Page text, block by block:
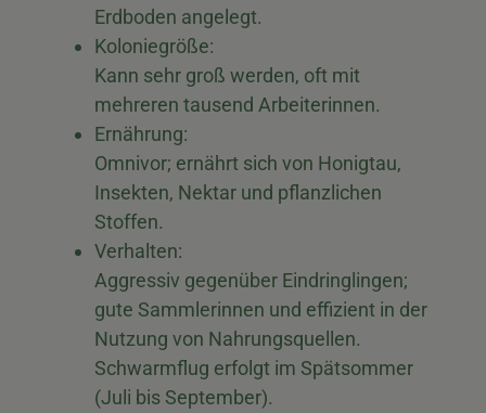
Erdboden angelegt.
Koloniegröße:
Kann sehr groß werden, oft mit
mehreren tausend Arbeiterinnen.
Ernährung:
Omnivor; ernährt sich von Honigtau,
Insekten, Nektar und pflanzlichen
Stoffen.
Verhalten:
Aggressiv gegenüber Eindringlingen;
gute Sammlerinnen und effizient in der
Nutzung von Nahrungsquellen.
Schwarmflug erfolgt im Spätsommer
(Juli bis September).